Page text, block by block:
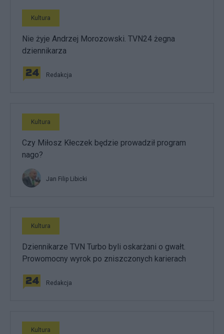
Kultura
Nie żyje Andrzej Morozowski. TVN24 żegna
dziennikarza
Redakcja
Kultura
Czy Miłosz Kłeczek będzie prowadził program
nago?
Jan Filip Libicki
Kultura
Dziennikarze TVN Turbo byli oskarżani o gwałt.
Prowomocny wyrok po zniszczonych karierach
Redakcja
Kultura